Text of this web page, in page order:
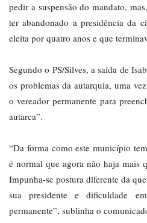
pedir a suspensão do mandato,
ter abandonado a presidência da
eleita por quatro anos e que
Segundo o PS/Silves, a saída de
os problemas da autarquia, uma
o vereador permanente para
autarca”.
“Da forma como este município
é normal que agora não haja mais
Impunha-se postura diferente da
sua presidente e dificuldade
permanente”, sublinha o